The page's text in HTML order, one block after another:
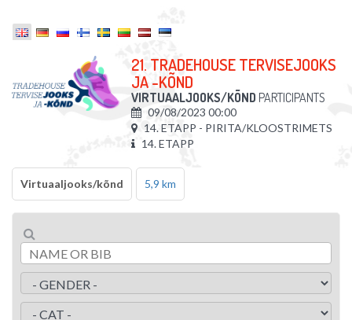
21. TRADEHOUSE TERVISEJOOKS
JA -KÕND
VIRTUAALJOOKS/KÕND PARTICIPANTS
09/08/2023 00:00
14. ETAPP - PIRITA/KLOOSTRIMETS
14. ETAPP
Virtuaaljooks/kõnd 5,9 km